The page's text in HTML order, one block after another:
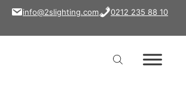
info@2slighting.com 0212 235 88 10